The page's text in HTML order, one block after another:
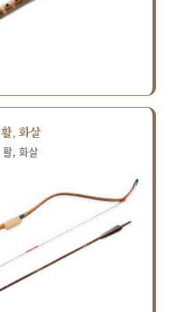
활, 화살
활, 화살